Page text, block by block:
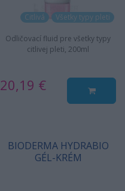
Citlivá Všetky typy pleti
Odličovací fluid pre všetky typy
citlivej pleti, 200ml
20,19 €
BIODERMA HYDRABIO
GÉL-KRÉM